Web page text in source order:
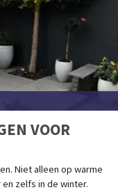
VOOR
Niet alleen op warme
zelfs in de winter.